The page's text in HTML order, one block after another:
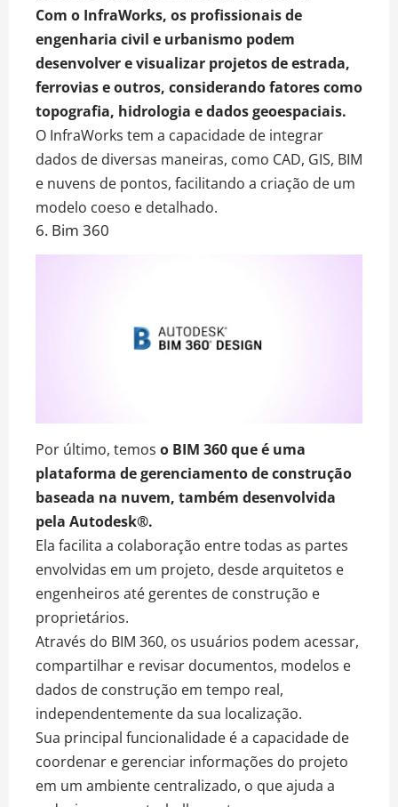
Com o InfraWorks, os profissionais de
engenharia civil e urbanismo podem
desenvolver e visualizar projetos de estrada,
ferrovias e outros, considerando fatores como
topografia, hidrologia e dados geoespaciais.
O InfraWorks tem a capacidade de integrar
dados de diversas maneiras, como CAD, GIS, BIM
e nuvens de pontos, facilitando a criação de um
modelo coeso e detalhado.
6. Bim 360
Por último, temos o BIM 360 que é uma
plataforma de gerenciamento de construção
baseada na nuvem, também desenvolvida
pela Autodesk®.
Ela facilita a colaboração entre todas as partes
envolvidas em um projeto, desde arquitetos e
engenheiros até gerentes de construção e
proprietários.
Através do BIM 360, os usuários podem acessar,
compartilhar e revisar documentos, modelos e
dados de construção em tempo real,
independentemente da sua localização.
Sua principal funcionalidade é a capacidade de
coordenar e gerenciar informações do projeto
em um ambiente centralizado, o que ajuda a